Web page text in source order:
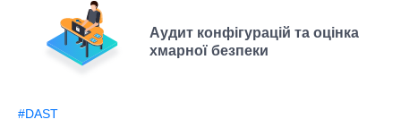
Аудит конфігурацій та оцінка
хмарної безпеки
#DAST